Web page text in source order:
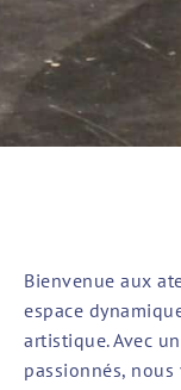
Bienvenue aux
espace
artistique. Avec
passionnés,